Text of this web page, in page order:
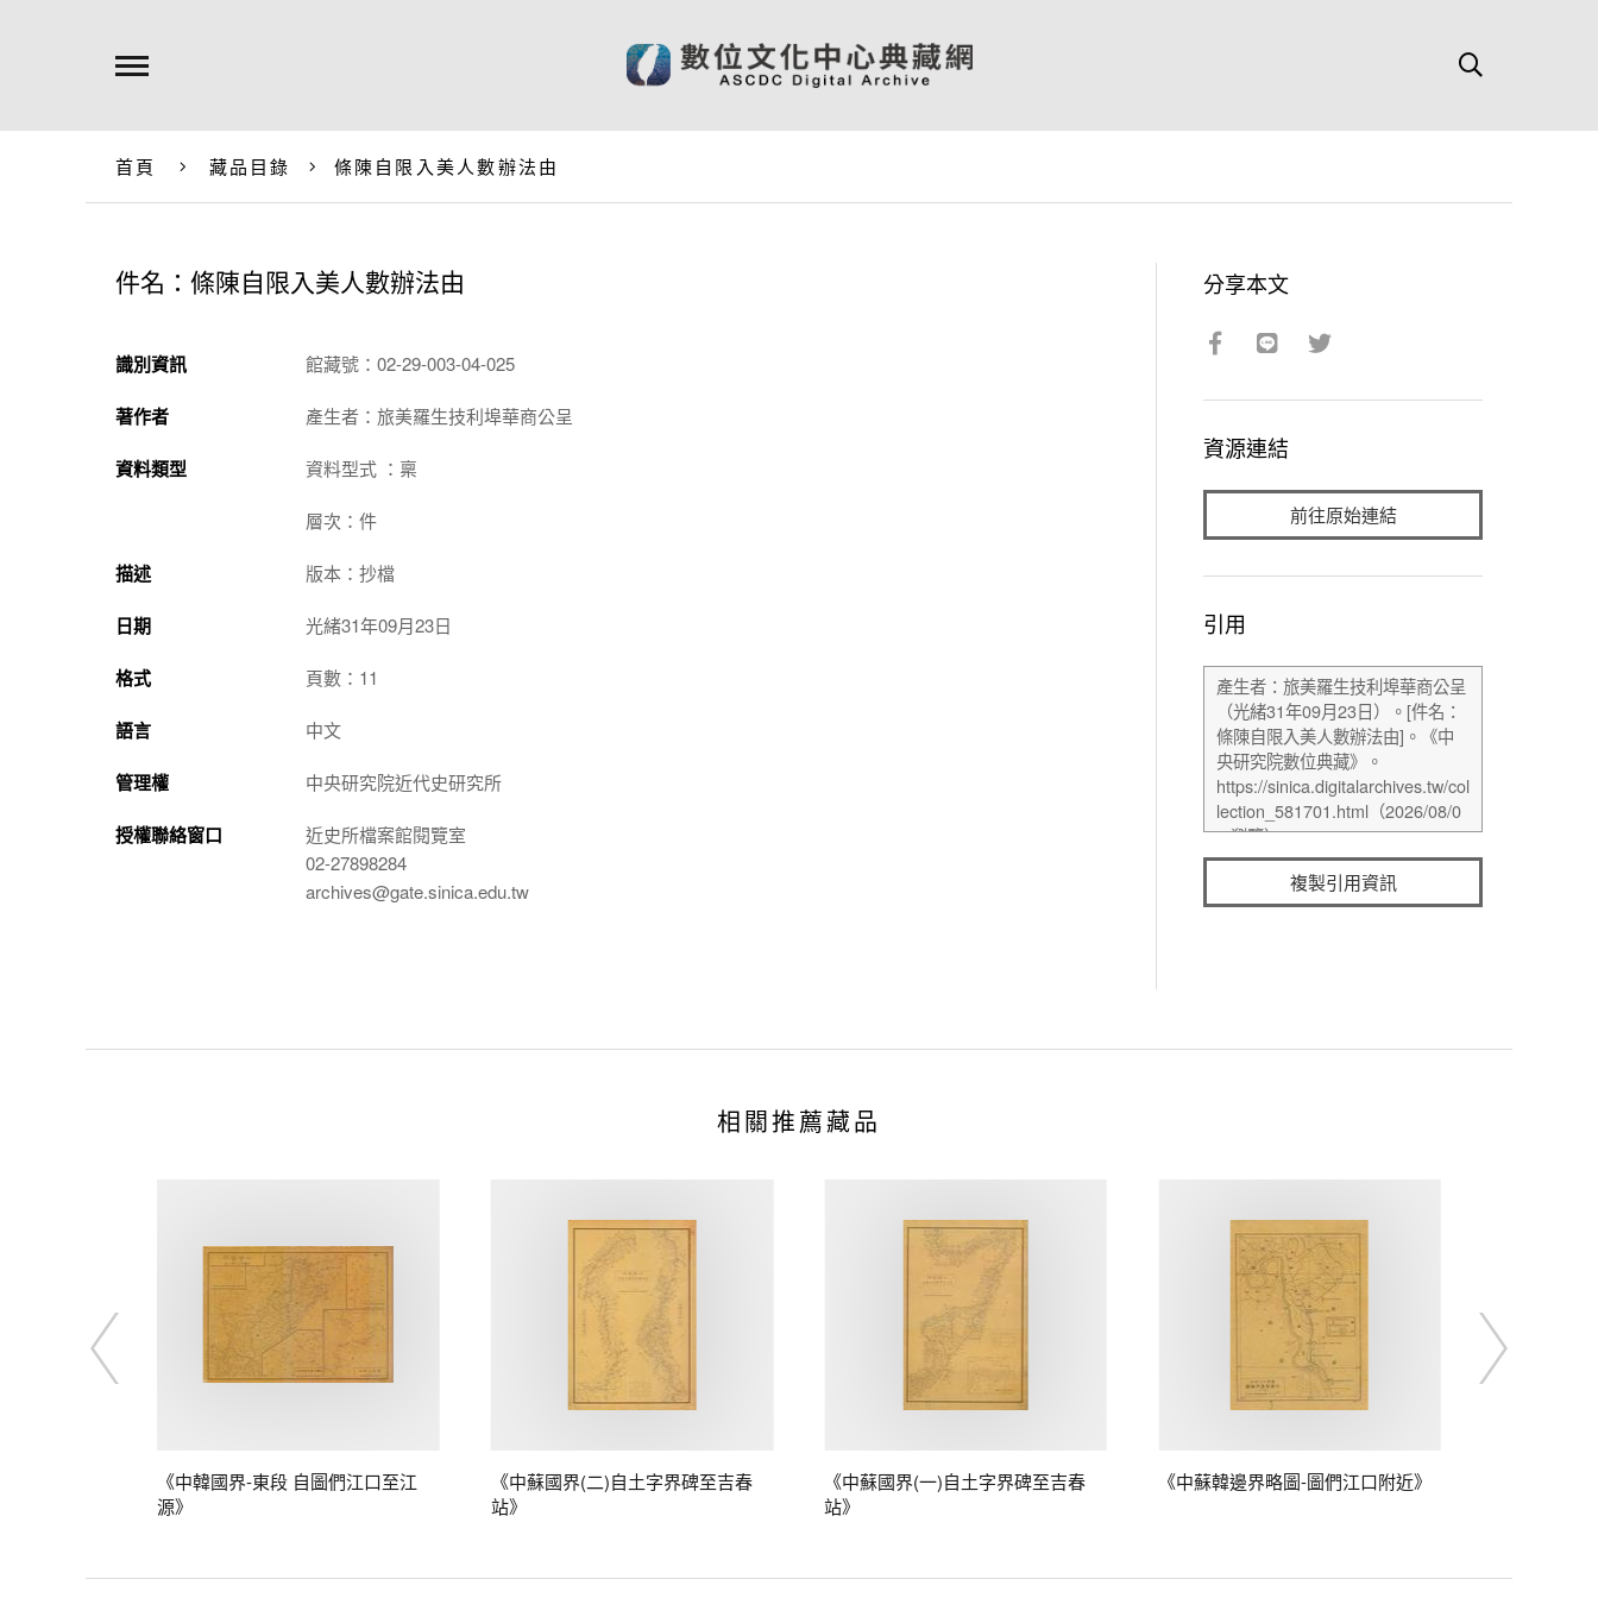
首頁 藏品目錄 條陳自限入美人數辦法由
件名：條陳自限入美人數辦法由
識別資訊 館藏號：02-29-003-04-025
著作者 產生者：旅美羅生技利埠華商公呈
資料類型 資料型式 ：稟
層次：件
描述 版本：抄檔
日期 光緒31年09月23日
格式 頁數：11
語言 中文
管理權 中央研究院近代史研究所
授權聯絡窗口
近史所檔案館閱覽室
02-27898284
archives@gate.sinica.edu.tw
分享本文
資源連結
前往原始連結
引用
複製引用資訊
相關推薦藏品
《中韓國界-東段 自圖們江口至江
源》
《中蘇國界(二)自土字界碑至吉春
站》
《中蘇國界(一)自土字界碑至吉春
站》
《中蘇韓邊界略圖-圖們江口附近》